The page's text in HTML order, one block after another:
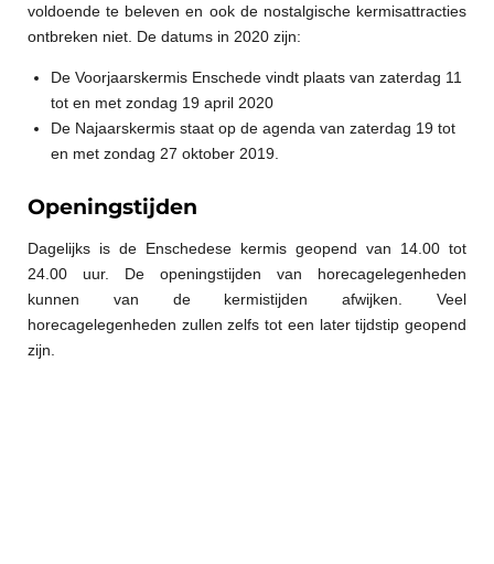
voldoende te beleven en ook de nostalgische kermisattracties
ontbreken niet. De datums in 2020 zijn:
De Voorjaarskermis Enschede vindt plaats van zaterdag 11
tot en met zondag 19 april 2020
De Najaarskermis staat op de agenda van zaterdag 19 tot
en met zondag 27 oktober 2019.
Openingstijden
Dagelijks is de Enschedese kermis geopend van 14.00 tot
24.00 uur. De openingstijden van horecagelegenheden
kunnen van de kermistijden afwijken. Veel
horecagelegenheden zullen zelfs tot een later tijdstip geopend
zijn.